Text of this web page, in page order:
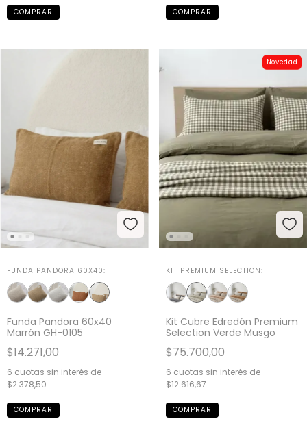
FUNDA PANDORA 60X40:
Funda Pandora 60x40
Marrón GH-0105
$14.271,00
6 cuotas sin interés de
$2.378,50
Novedad
KIT PREMIUM SELECTION:
Kit Cubre Edredón Premium
Selection Verde Musgo
$75.700,00
6 cuotas sin interés de
$12.616,67
COMPRAR